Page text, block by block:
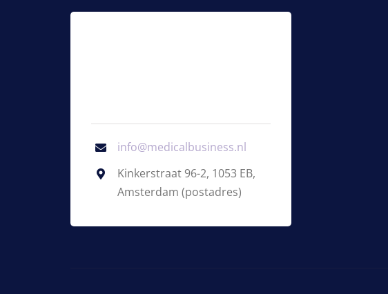
info@medicalbusiness.nl
Kinkerstraat 96-2, 1053 EB,
Amsterdam (postadres)